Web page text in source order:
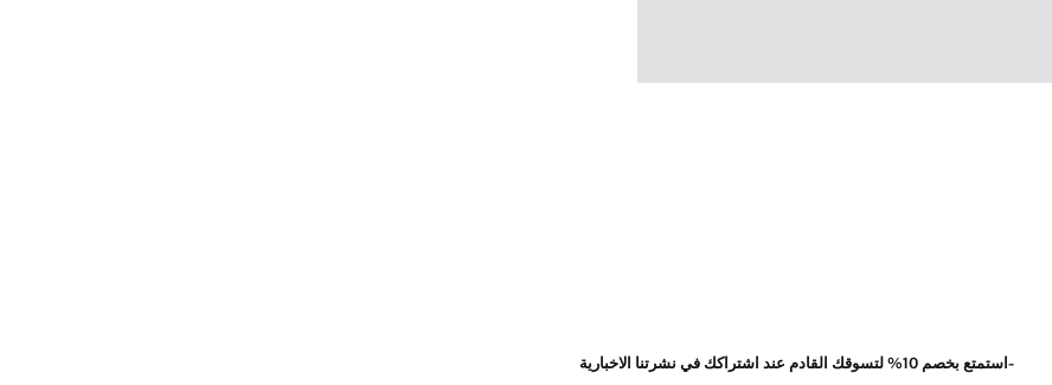
-استمتع بخصم 10% لتسوقك القادم عند اشتراكك في نشرتنا الاخبارية